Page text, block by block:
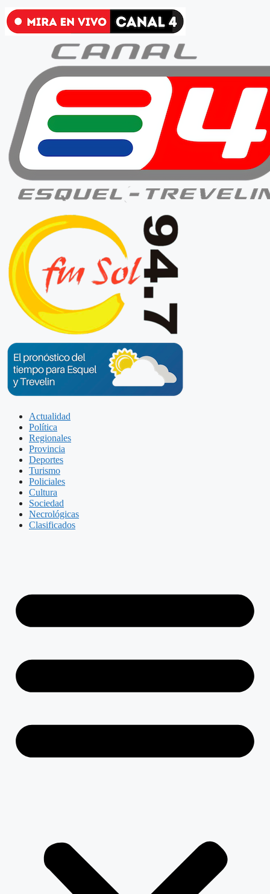
Actualidad
Política
Regionales
Provincia
Deportes
Turismo
Policiales
Cultura
Sociedad
Necrológicas
Clasificados